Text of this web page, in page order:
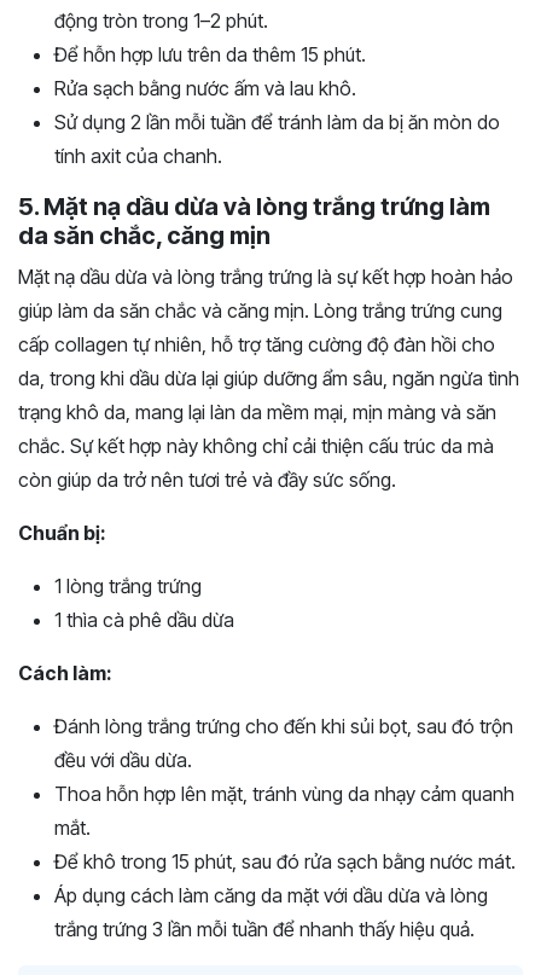
động tròn trong 1–2 phút.
Để hỗn hợp lưu trên da thêm 15 phút.
Rửa sạch bằng nước ấm và lau khô.
Sử dụng 2 lần mỗi tuần để tránh làm da bị ăn mòn do
tính axit của chanh.
5. Mặt nạ dầu dừa và lòng trắng trứng làm
da săn chắc, căng mịn
Mặt nạ dầu dừa và lòng trắng trứng là sự kết hợp hoàn hảo
giúp làm da săn chắc và căng mịn. Lòng trắng trứng cung
cấp collagen tự nhiên, hỗ trợ tăng cường độ đàn hồi cho
da, trong khi dầu dừa lại giúp dưỡng ẩm sâu, ngăn ngừa tình
trạng khô da, mang lại làn da mềm mại, mịn màng và săn
chắc. Sự kết hợp này không chỉ cải thiện cấu trúc da mà
còn giúp da trở nên tươi trẻ và đầy sức sống.
Chuẩn bị:
1 lòng trắng trứng
1 thìa cà phê dầu dừa
Cách làm:
Đánh lòng trắng trứng cho đến khi sủi bọt, sau đó trộn
đều với dầu dừa.
Thoa hỗn hợp lên mặt, tránh vùng da nhạy cảm quanh
mắt.
Để khô trong 15 phút, sau đó rửa sạch bằng nước mát.
Áp dụng cách làm căng da mặt với dầu dừa và lòng
trắng trứng 3 lần mỗi tuần để nhanh thấy hiệu quả.